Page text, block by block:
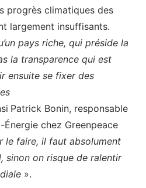
progrès climatiques des
largement insuffisants.
pays riche, qui préside la
la transparence qui est
ensuite se fixer des
Patrick Bonin, responsable
chez Greenpeace
le faire, il faut absolument
sinon on risque de ralentir
».